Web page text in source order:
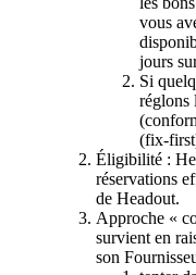
vous
jours
Si
réglons
(fix-
Éligibilité :
réservations
de Headout.
Approche «
survient en
son